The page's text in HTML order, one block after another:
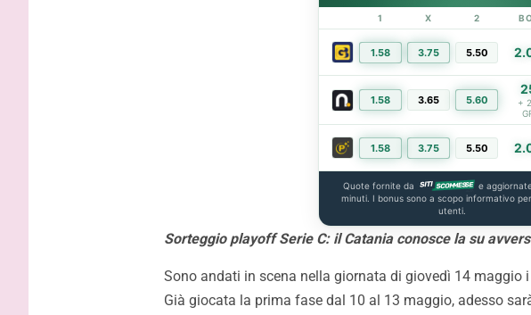
1 X 2
1.58 3.75 5.50
1.58 3.65 5.60
+
1.58 3.75 5.50
Quote fornite da
e
minuti. I bonus sono a scopo informativo
utenti.
Sorteggio playoff Serie C: il Catania conosce la su
Sono andati in scena nella giornata di giovedì 14 maggio
Già giocata la prima fase dal 10 al 13 maggio, adesso